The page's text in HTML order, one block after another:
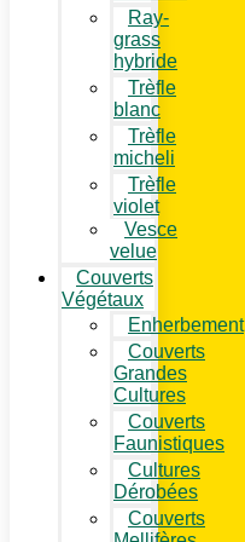
Ray-
grass
hybride
Trèfle
blanc
Trèfle
micheli
Trèfle
violet
Vesce
velue
Couverts
Végétaux
Enherbement
Couverts
Grandes
Cultures
Couverts
Faunistiques
Cultures
Dérobées
Couverts